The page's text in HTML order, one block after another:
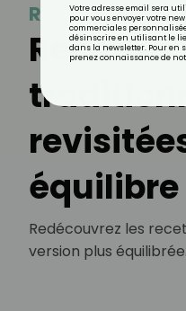
Recette
Recettes
équilibre
Redécouvrez les
version plus équilibrée.
Votre adresse email sera
pour vous envoyer votre
commerciales
désinscrire en utilisant le
dans la newsletter. Pour en
prenez connaissance de